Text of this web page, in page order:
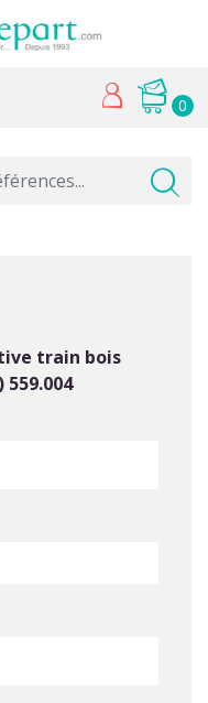
0
train bois
559.004